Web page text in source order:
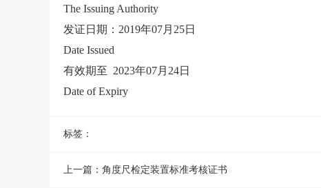
The Issuing Authority
发证日期：2019年07月25日
Date Issued
有效期至 2023年07月24日
Date of Expiry
标签：
上一篇： 角度尺检定装置标准考核证书